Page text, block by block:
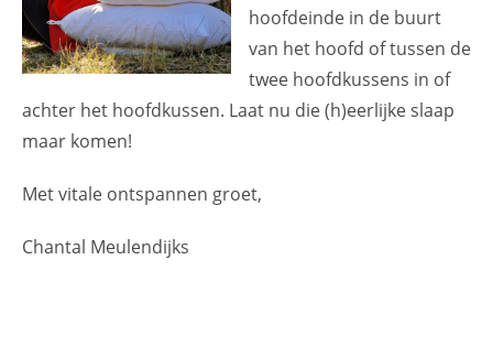
hoofdeinde in de buurt
van het hoofd of tussen de
twee hoofdkussens in of
achter het hoofdkussen. Laat nu die (h)eerlijke slaap
maar komen!
Met vitale ontspannen groet,
Chantal Meulendijks